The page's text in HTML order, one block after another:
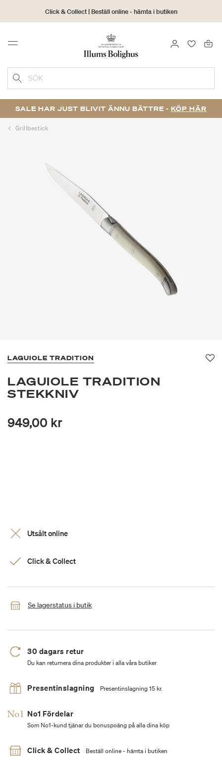
Click & Collect | Beställ online - hämta i butiken
30 dagars returrätt
Menu LOGGA IN
SÖK
SALE HAR JUST BLIVIT ÄNNU BÄTTRE - KÖP HÄR
Grillbestick
LAGUIOLE TRADITION
LAGUIOLE TRADITION
STEKKNIV
949,00 kr
Utsålt online
Click & Collect
Se lagerstatus i butik
30 dagars retur
Du kan returnera dina produkter i alla våra butiker
Presentinslagning Presentinslagning 15 kr.
No1 Fördelar
Som No1-kund tjänar du bonuspoäng på alla dina köp
Click & Collect Beställ online - hämta i butiken